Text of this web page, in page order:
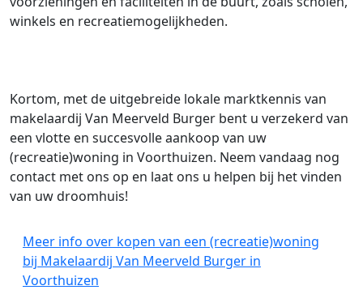
winkels en recreatiemogelijkheden.
Kortom, met de uitgebreide lokale marktkennis van
makelaardij Van Meerveld Burger bent u verzekerd van
een vlotte en succesvolle aankoop van uw
(recreatie)woning in Voorthuizen. Neem vandaag nog
contact met ons op en laat ons u helpen bij het vinden
van uw droomhuis!
Meer info over kopen van een (recreatie)woning
bij Makelaardij Van Meerveld Burger in
Voorthuizen